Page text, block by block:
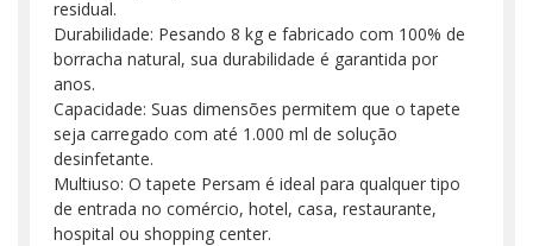
residual.
Durabilidade: Pesando 8 kg e fabricado com 100% de
borracha natural, sua durabilidade é garantida por
anos.
Capacidade: Suas dimensões permitem que o tapete
seja carregado com até 1.000 ml de solução
desinfetante.
Multiuso: O tapete Persam é ideal para qualquer tipo
de entrada no comércio, hotel, casa, restaurante,
hospital ou shopping center.